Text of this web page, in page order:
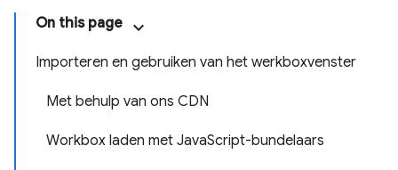
On this page
Importeren en gebruiken van het werkboxvenster
Met behulp van ons CDN
Workbox laden met JavaScript-bundelaars